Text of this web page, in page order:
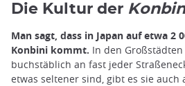
Die Kultur der
Man sagt, dass in Japan auf etwa 2
Konbini kommt. In den
buchstäblich an fast jeder
etwas seltener sind, gibt es sie auch